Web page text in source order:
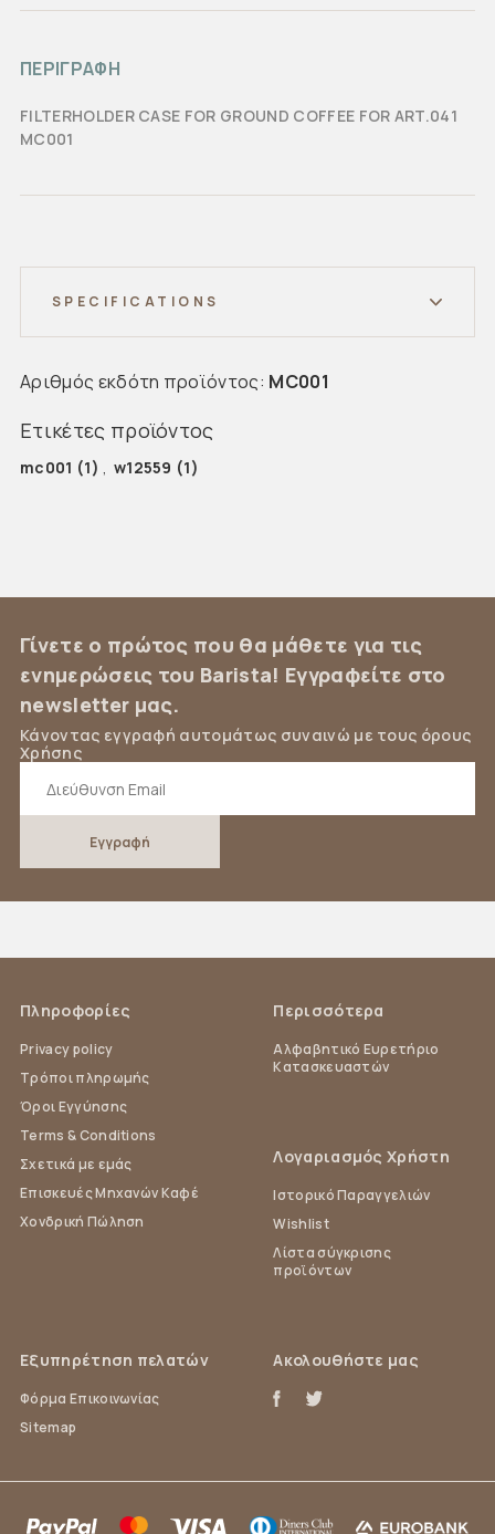
ΠΕΡΙΓΡΑΦΗ
FILTERHOLDER CASE FOR GROUND COFFEE FOR ART.041
MC001
SPECIFICATIONS
Αριθμός εκδότη προϊόντος: MC001
Ετικέτες προϊόντος
mc001 (1) , w12559 (1)
Γίνετε ο πρώτος που θα μάθετε για τις
ενημερώσεις του Barista! Εγγραφείτε στο
newsletter μας.
Κάνοντας εγγραφή αυτομάτως συναινώ με τους όρους
Χρήσης
Πληροφορίες
Privacy policy
Τρόποι πληρωμής
Όροι Εγγύησης
Terms & Conditions
Σχετικά με εμάς
Επισκευές Μηχανών Καφέ
Χονδρική Πώληση
Εξυπηρέτηση πελατών
Φόρμα Επικοινωνίας
Sitemap
Περισσότερα
Αλφαβητικό Ευρετήριο
Κατασκευαστών
Λογαριασμός Χρήστη
Ιστορικό Παραγγελιών
Wishlist
Λίστα σύγκρισης
προϊόντων
Ακολουθήστε μας